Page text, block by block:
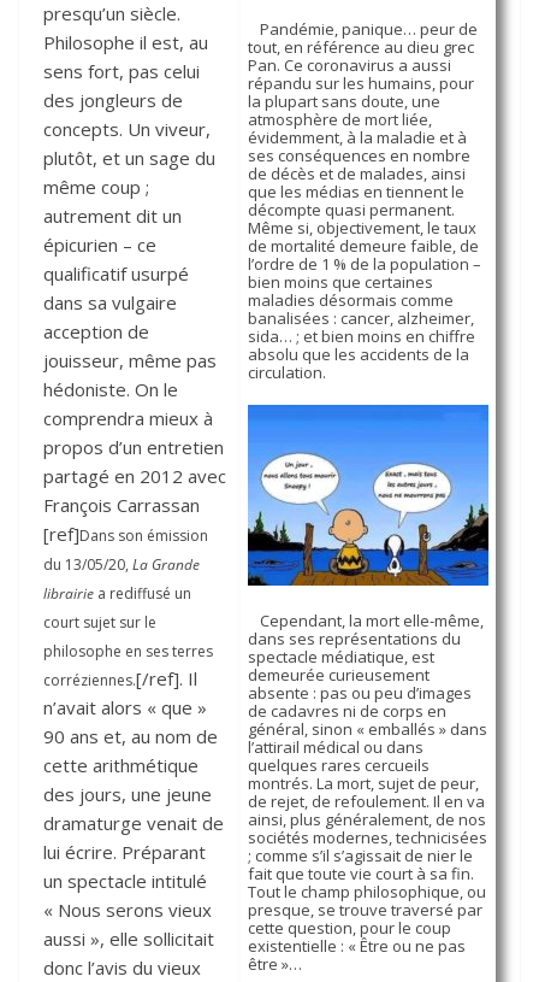
Pandémie, panique… peur de
tout, en référence au dieu grec
Pan. Ce coronavirus a aussi
répandu sur les humains, pour
la plupart sans doute, une
atmosphère de mort liée,
évidemment, à la maladie et à
ses conséquences en nombre
de décès et de malades, ainsi
que les médias en tiennent le
décompte quasi permanent.
Même si, objectivement, le taux
de mortalité demeure faible, de
l’ordre de 1 % de la population –
bien moins que certaines
maladies désormais comme
banalisées : cancer, alzheimer,
sida… ; et bien moins en chiffre
absolu que les accidents de la
circulation.
Cependant, la mort elle-même,
dans ses représentations du
spectacle médiatique, est
demeurée curieusement
absente : pas ou peu d’images
de cadavres ni de corps en
général, sinon « emballés » dans
l’attirail médical ou dans
quelques rares cercueils
montrés. La mort, sujet de peur,
de rejet, de refoulement. Il en va
ainsi, plus généralement, de nos
sociétés modernes, technicisées
; comme s’il s’agissait de nier le
fait que toute vie court à sa fin.
Tout le champ philosophique, ou
presque, se trouve traversé par
cette question, pour le coup
existentielle : « Être ou ne pas
être »…
presqu’un siècle.
Philosophe il est, au
sens fort, pas celui
des jongleurs de
concepts. Un viveur,
plutôt, et un sage du
même coup ;
autrement dit un
épicurien – ce
qualificatif usurpé
dans sa vulgaire
acception de
jouisseur, même pas
hédoniste. On le
comprendra mieux à
propos d’un entretien
partagé en 2012 avec
François Carrassan
[ref]Dans son émission
du 13/05/20, La Grande
librairie a rediffusé un
court sujet sur le
philosophe en ses terres
corréziennes.[/ref]. Il
n’avait alors « que »
90 ans et, au nom de
cette arithmétique
des jours, une jeune
dramaturge venait de
lui écrire. Préparant
un spectacle intitulé
« Nous serons vieux
aussi », elle sollicitait
donc l’avis du vieux